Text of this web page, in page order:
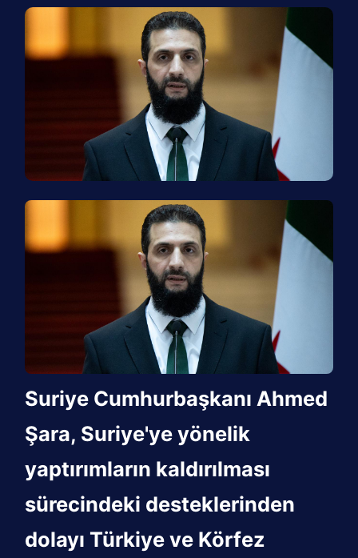
Suriye Cumhurbaşkanı Ahmed
Şara, Suriye'ye yönelik
yaptırımların kaldırılması
sürecindeki desteklerinden
dolayı Türkiye ve Körfez